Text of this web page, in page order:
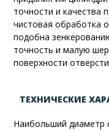
точности и качества
чистовая обработка
подобна
точность и малую
поверхности
ТЕХНИЧЕСКИЕ
Наибольший диаметр